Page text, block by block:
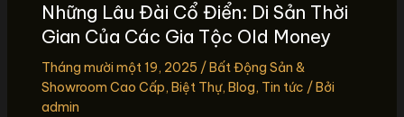
Những Lâu Đài Cổ Điển: Di Sản Thời
Gian Của Các Gia Tộc Old Money
Tháng mười một 19, 2025 / Bất Động Sản &
Showroom Cao Cấp, Biệt Thự, Blog, Tin tức / Bởi
admin